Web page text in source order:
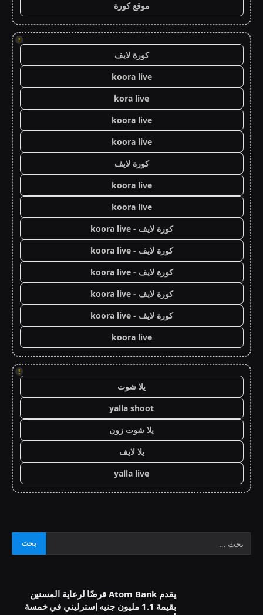
موقع كورة
!
كورة لايف
koora live
kora live
koora live
koora live
كورة لايف
koora live
koora live
كورة لايف - koora live
كورة لايف - koora live
كورة لايف - koora live
كورة لايف - koora live
كورة لايف - koora live
koora live
!
يلا شوت
yalla shoot
يلا شوت زون
يلا لايف
yalla live
يقدم Atom Bank قرضًا لرعاية المسنين
بقيمة 1.1 مليون جنيه إسترليني في خمسة